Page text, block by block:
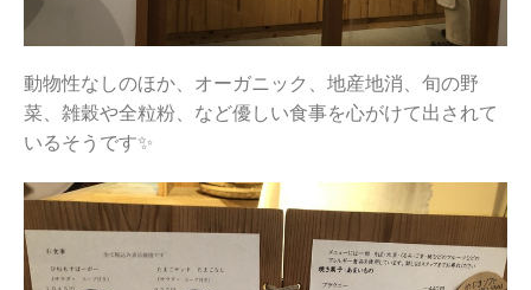
動物性なしのほか、オーガニック、地産地消、旬の野
菜、雑穀や全粒粉、など優しい食事を心がけて出されて
いるそうです✨